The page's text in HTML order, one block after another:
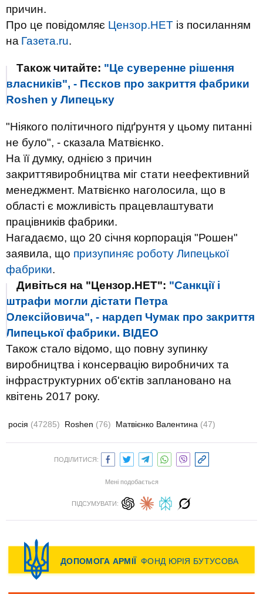
причин.
Про це повідомляє Цензор.НЕТ із посиланням
на Газета.ru.
Також читайте: "Це суверенне рішення
власників", - Пєсков про закриття фабрики
Roshen у Липецьку
"Ніякого політичного підґрунтя у цьому питанні
не було", - сказала Матвієнко.
На її думку, однією з причин
закриттявиробництва міг стати неефективний
менеджмент. Матвієнко наголосила, що в
області є можливість працевлаштувати
працівників фабрики.
Нагадаємо, що 20 січня корпорація "Рошен"
заявила, що призупиняє роботу Липецької
фабрики.
Дивіться на "Цензор.НЕТ": "Санкції і
штрафи могли дістати Петра
Олексійовича", - нардеп Чумак про закриття
Липецької фабрики. ВIДЕО
Також стало відомо, що повну зупинку
виробництва і консервацію виробничих та
інфраструктурних об'єктів заплановано на
квітень 2017 року.
росія (47285) Roshen (76) Матвієнко Валентина (47)
ПОДІЛИТИСЯ:
Мені подобається
ПІДСУМУВАТИ: